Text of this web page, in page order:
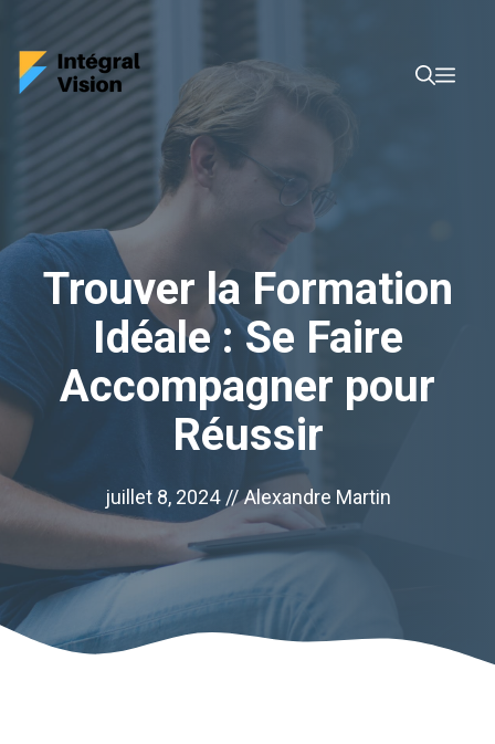
contenu
Trouver la Formation
Idéale : Se Faire
Accompagner pour
Réussir
juillet 8, 2024 // Alexandre Martin